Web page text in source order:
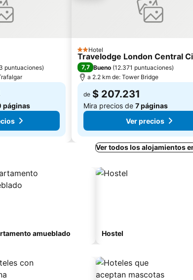
puntuaciones)
páginas
2 Estrellas
Hotel
Travelodge London Central
7,7 Bueno (12.371 puntuaciones)
a 2.2 km de: Tower Bridge
de $ 207.231
Mira precios de 7 páginas
Ver precios
Ver todos los alojamientos
amueblado Hostel